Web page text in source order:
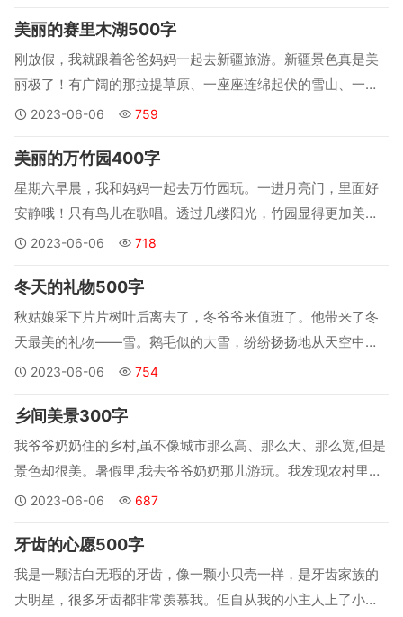
美丽的赛里木湖500字
刚放假，我就跟着爸爸妈妈一起去新疆旅游。新疆景色真是美
丽极了！有广阔的那拉提草原、一座座连绵起伏的雪山、一望
无垠的沙漠。最让我难忘的还是具有“太平洋最后一滴眼泪”之
2023-06-06 759
美丽的万竹园400字
星期六早晨，我和妈妈一起去万竹园玩。一进月亮门，里面好
安静哦！只有鸟儿在歌唱。透过几缕阳光，竹园显得更加美
丽。我们沿着小路直往前走，看到了一大片荷花池，虽然荷花
丽。...
2023-06-06 718
冬天的礼物500字
秋姑娘采下片片树叶后离去了，冬爷爷来值班了。他带来了冬
天最美的礼物——雪。鹅毛似的大雪，纷纷扬扬地从天空中落
下来，像一个个活泼可爱的小精灵正在天空玩耍，又像柳絮漫
2023-06-06 754
乡间美景300字
我爷爷奶奶住的乡村,虽不像城市那么高、那么大、那么宽,但是
景色却很美。暑假里,我去爷爷奶奶那儿游玩。我发现农村里的
许多美景都美不胜收,绿意盎然的柳树、鲜艳的榆叶梅、贪睡的
2023-06-06 687
牙齿的心愿500字
我是一颗洁白无瑕的牙齿，像一颗小贝壳一样，是牙齿家族的
大明星，很多牙齿都非常羡慕我。但自从我的小主人上了小